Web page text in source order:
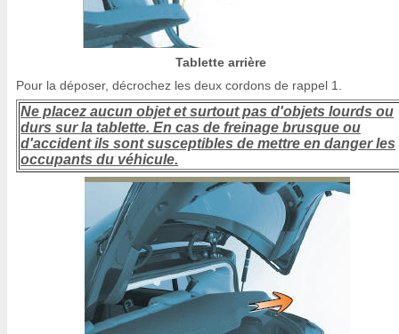
Tablette arrière
Pour la déposer, décrochez les deux cordons de rappel 1.
Ne placez aucun objet et surtout pas d'objets lourds ou
durs sur la tablette. En cas de freinage brusque ou
d'accident ils sont susceptibles de mettre en danger les
occupants du véhicule.